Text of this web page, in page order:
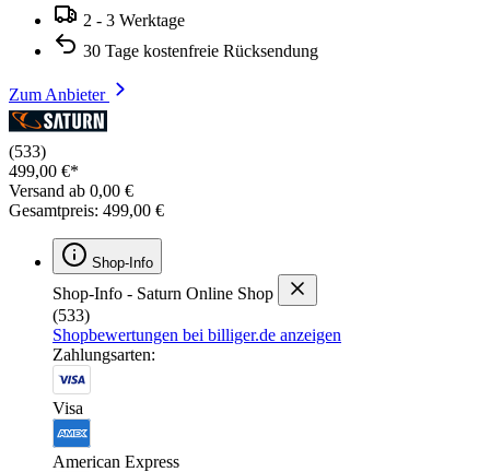
2 - 3 Werktage
30 Tage kostenfreie Rücksendung
Zum Anbieter
(533)
499,00 €*
Versand ab 0,00 €
Gesamtpreis: 499,00 €
Shop-Info
Shop-Info - Saturn Online Shop
(533)
Shopbewertungen bei billiger.de anzeigen
Zahlungsarten:
Visa
American Express